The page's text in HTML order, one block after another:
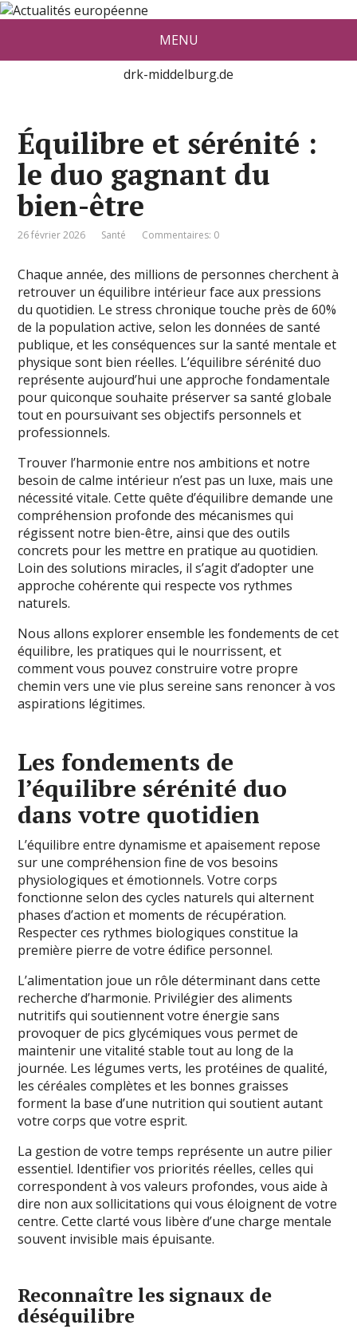
Actualité européenne vue par De
red Konrad Middelburg
drk-middelburg.de
MENU
Équilibre et sérénité :
le duo gagnant du
bien-être
26 février 2026 Santé Commentaires: 0
Chaque année, des millions de personnes cherchent à
retrouver un équilibre intérieur face aux pressions
du quotidien. Le stress chronique touche près de 60%
de la population active, selon les données de santé
publique, et les conséquences sur la santé mentale et
physique sont bien réelles. L’équilibre sérénité duo
représente aujourd’hui une approche fondamentale
pour quiconque souhaite préserver sa santé globale
tout en poursuivant ses objectifs personnels et
professionnels.
Trouver l’harmonie entre nos ambitions et notre
besoin de calme intérieur n’est pas un luxe, mais une
nécessité vitale. Cette quête d’équilibre demande une
compréhension profonde des mécanismes qui
régissent notre bien-être, ainsi que des outils
concrets pour les mettre en pratique au quotidien.
Loin des solutions miracles, il s’agit d’adopter une
approche cohérente qui respecte vos rythmes
naturels.
Nous allons explorer ensemble les fondements de cet
équilibre, les pratiques qui le nourrissent, et
comment vous pouvez construire votre propre
chemin vers une vie plus sereine sans renoncer à vos
aspirations légitimes.
Les fondements de
l’équilibre sérénité duo
dans votre quotidien
L’équilibre entre dynamisme et apaisement repose
sur une compréhension fine de vos besoins
physiologiques et émotionnels. Votre corps
fonctionne selon des cycles naturels qui alternent
phases d’action et moments de récupération.
Respecter ces rythmes biologiques constitue la
première pierre de votre édifice personnel.
L’alimentation joue un rôle déterminant dans cette
recherche d’harmonie. Privilégier des aliments
nutritifs qui soutiennent votre énergie sans
provoquer de pics glycémiques vous permet de
maintenir une vitalité stable tout au long de la
journée. Les légumes verts, les protéines de qualité,
les céréales complètes et les bonnes graisses
forment la base d’une nutrition qui soutient autant
votre corps que votre esprit.
La gestion de votre temps représente un autre pilier
essentiel. Identifier vos priorités réelles, celles qui
correspondent à vos valeurs profondes, vous aide à
dire non aux sollicitations qui vous éloignent de votre
centre. Cette clarté vous libère d’une charge mentale
souvent invisible mais épuisante.
Reconnaître les signaux de
déséquilibre